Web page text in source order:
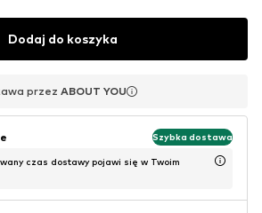
Dodaj do koszyka
przez ABOUT YOU
przez ABOUT YOU
przez ABOUT YOU
Szybka dostawa
czas dostawy pojawi się w Twoim